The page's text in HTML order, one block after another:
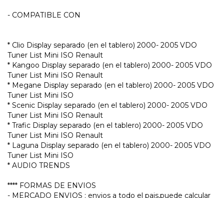
- COMPATIBLE CON
* Clio Display separado (en el tablero) 2000- 2005 VDO
Tuner List Mini ISO Renault
* Kangoo Display separado (en el tablero) 2000- 2005 VDO
Tuner List Mini ISO Renault
* Megane Display separado (en el tablero) 2000- 2005 VDO
Tuner List Mini ISO
* Scenic Display separado (en el tablero) 2000- 2005 VDO
Tuner List Mini ISO Renault
* Trafic Display separado (en el tablero) 2000- 2005 VDO
Tuner List Mini ISO Renault
* Laguna Display separado (en el tablero) 2000- 2005 VDO
Tuner List Mini ISO
* AUDIO TRENDS
**** FORMAS DE ENVIOS
- MERCADO ENVIOS : envios a todo el pais,puede calcular